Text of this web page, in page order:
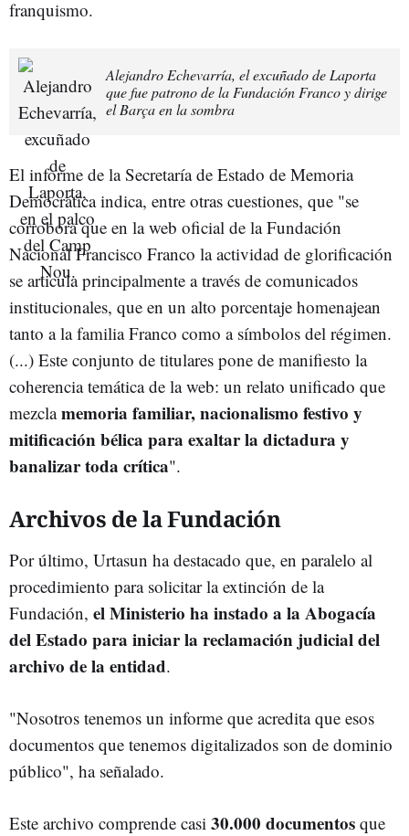
franquismo.
Alejandro Echevarría, el excuñado de Laporta
que fue patrono de la Fundación Franco y dirige
el Barça en la sombra
El informe de la Secretaría de Estado de Memoria
Democrática indica, entre otras cuestiones, que "se
corrobora que en la web oficial de la Fundación
Nacional Francisco Franco la actividad de glorificación
se articula principalmente a través de comunicados
institucionales, que en un alto porcentaje homenajean
tanto a la familia Franco como a símbolos del régimen.
(...) Este conjunto de titulares pone de manifiesto la
coherencia temática de la web: un relato unificado que
mezclamemoria familiar, nacionalismo festivo y
mitificación bélica para exaltar la dictadura y
banalizar toda crítica".
Archivos de la Fundación
Por último, Urtasun ha destacado que, en paralelo al
procedimiento para solicitar la extinción de la
Fundación, el Ministerio ha instado a la Abogacía
del Estado para iniciar la reclamación judicial del
archivo de la entidad.
"Nosotros tenemos un informe que acredita que esos
documentos que tenemos digitalizados son de dominio
público", ha señalado.
Este archivo comprende casi 30.000 documentos que